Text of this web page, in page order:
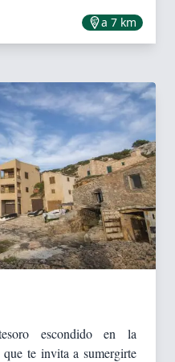
a 7 km
escondido en la
te invita a sumergirte